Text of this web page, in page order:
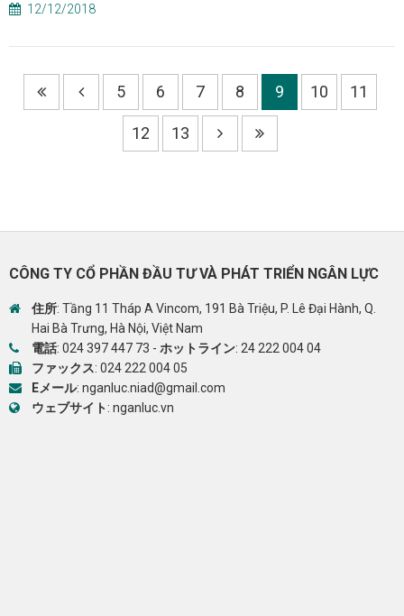
12/12/2018
5 6 7 8 9 10 11
12 13
CÔNG TY CỔ PHẦN ĐẦU TƯ VÀ PHÁT TRIỂN NGÂN LỰC
住所: Tầng 11 Tháp A Vincom, 191 Bà Triệu, P. Lê Đại Hành, Q.
Hai Bà Trưng, Hà Nội, Việt Nam
電話: 024 397 447 73 - ホットライン: 24 222 004 04
ファックス: 024 222 004 05
Eメール: nganluc.niad@gmail.com
ウェブサイト: nganluc.vn